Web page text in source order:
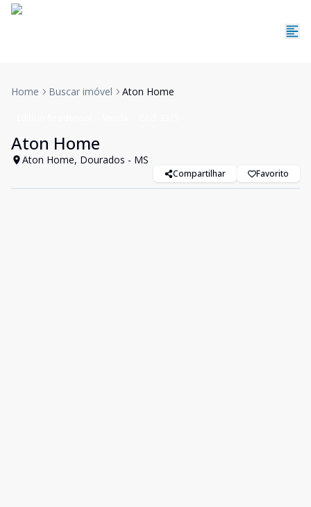
Home Buscar imóvel Aton Home
Aton Home
Aton Home, Dourados - MS
Compartilhar Favorito